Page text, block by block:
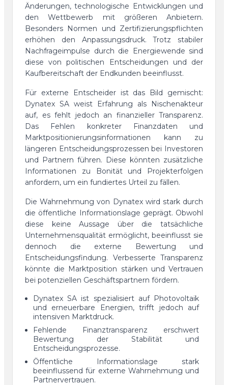
Änderungen, technologische Entwicklungen und
den Wettbewerb mit größeren Anbietern.
Besonders Normen und Zertifizierungspflichten
erhöhen den Anpassungsdruck. Trotz stabiler
Nachfrageimpulse durch die Energiewende sind
diese von politischen Entscheidungen und der
Kaufbereitschaft der Endkunden beeinflusst.
Für externe Entscheider ist das Bild gemischt:
Dynatex SA weist Erfahrung als Nischenakteur
auf, es fehlt jedoch an finanzieller Transparenz.
Das Fehlen konkreter Finanzdaten und
Marktpositionierungsinformationen kann zu
längeren Entscheidungsprozessen bei Investoren
und Partnern führen. Diese könnten zusätzliche
Informationen zu Bonität und Projekterfolgen
anfordern, um ein fundiertes Urteil zu fällen.
Die Wahrnehmung von Dynatex wird stark durch
die öffentliche Informationslage geprägt. Obwohl
diese keine Aussage über die tatsächliche
Unternehmensqualität ermöglicht, beeinflusst sie
dennoch die externe Bewertung und
Entscheidungsfindung. Verbesserte Transparenz
könnte die Marktposition stärken und Vertrauen
bei potenziellen Geschäftspartnern fördern.
Dynatex SA ist spezialisiert auf Photovoltaik
und erneuerbare Energien, trifft jedoch auf
intensiven Marktdruck.
Fehlende Finanztransparenz erschwert
Bewertung der Stabilität und
Entscheidungsprozesse.
Öffentliche Informationslage stark
beeinflussend für externe Wahrnehmung und
Partnervertrauen.